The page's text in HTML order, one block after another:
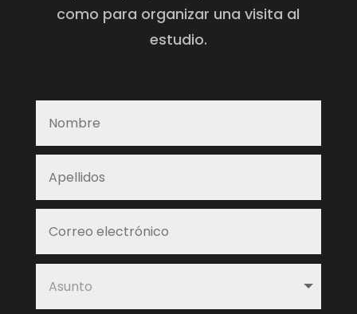
como para organizar una visita al
estudio.